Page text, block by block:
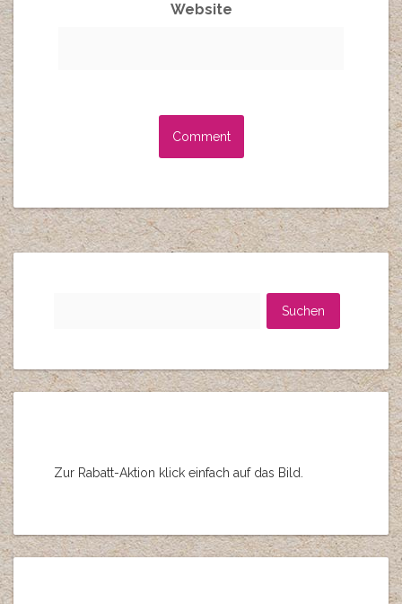
Website
t
e
:
Zur Rabatt-Aktion klick einfach auf das Bild.